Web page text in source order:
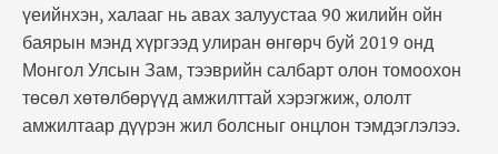
үеийнхэн, халааг нь авах залуустаа 90 жилийн ойн
баярын мэнд хүргээд улиран өнгөрч буй 2019 онд
Монгол Улсын Зам, тээврийн салбарт олон томоохон
төсөл хөтөлбөрүүд амжилттай хэрэгжиж, ололт
амжилтаар дүүрэн жил болсныг онцлон тэмдэглэлээ.